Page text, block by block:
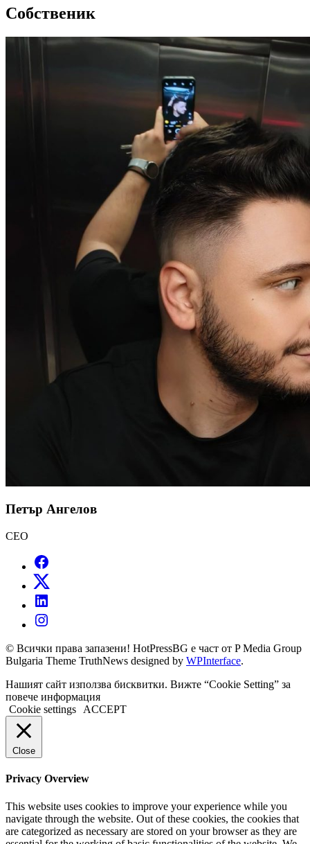
Собственик
Петър Ангелов
CEO
© Всички права запазени! HotPressBG е част от P Media Group
Bulgaria Theme TruthNews designed by WPInterface.
Нашият сайт използва бисквитки. Вижте “Cookie Setting” за
повече информация
Cookie settings
ACCEPT
Close
Privacy Overview
This website uses cookies to improve your experience while you
navigate through the website. Out of these cookies, the cookies that
are categorized as necessary are stored on your browser as they are